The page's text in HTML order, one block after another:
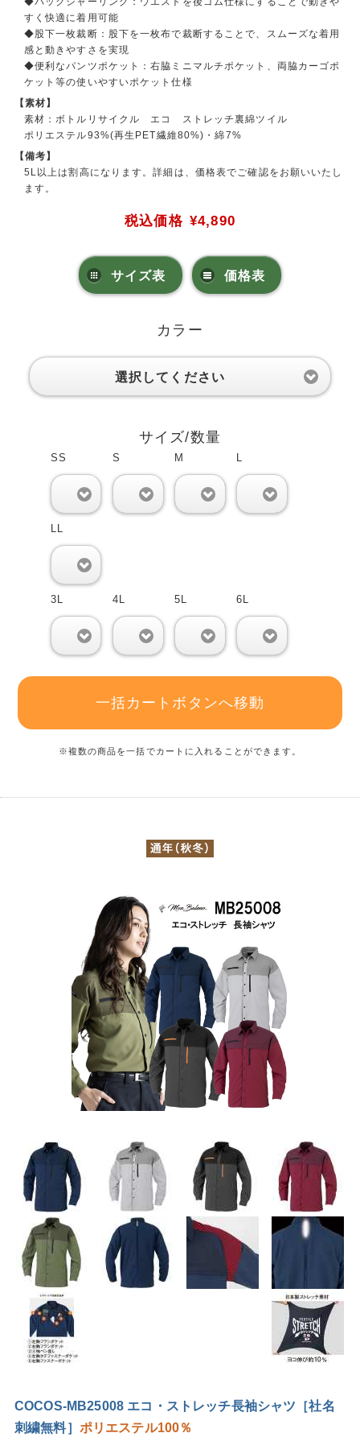
すく快適に着用可能
◆股下一枚裁断：股下を一枚布で裁断することで、スムーズな着用
感と動きやすさを実現
◆便利なパンツポケット：右脇ミニマルチポケット、両脇カーゴポ
ケット等の使いやすいポケット仕様
【素材】
素材：ボトルリサイクル エコ ストレッチ裏綿ツイル
ポリエステル93%(再生PET繊維80%)・綿7%
【備考】
5L以上は割高になります。詳細は、価格表でご確認をお願いいたし
ます。
税込価格 ¥4,890
サイズ表 価格表
カラー
選択してください
サイズ/数量
SS S M L
LL
3L 4L 5L 6L
一括カートボタンへ移動
※複数の商品を一括でカートに入れることができます。
COCOS-MB25008 エコ・ストレッチ長袖シャツ［社名
刺繍無料］ ポリエステル100％